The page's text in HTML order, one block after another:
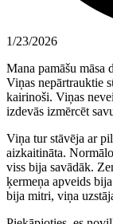
1/23/2026
Mana pamāšu māsa
Viņas nepārtrauktie
kairinoši. Viņas
izdevās izmērcēt
Viņa tur stāvēja ar
aizkaitināta.
viss bija savādāk.
ķermeņa apveids
bija mitri, viņa